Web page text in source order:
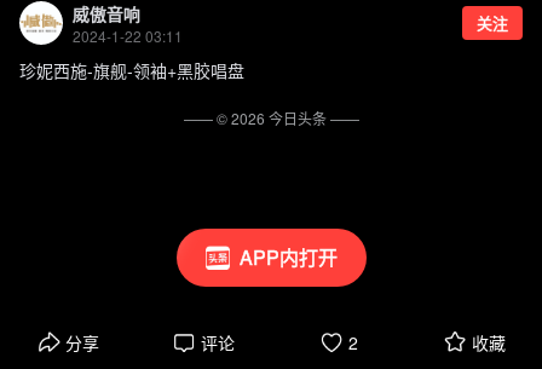
APP内打开
威傲音响
2024-1-22 03:11
关注
珍妮西施-旗舰-领袖+黑胶唱盘
分享 评论 2 收藏
—— ©2026 今日头条——